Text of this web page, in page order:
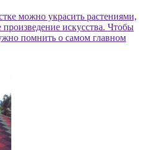
можно украсить растениями,
произведение искусства. Чтобы
помнить о самом главном